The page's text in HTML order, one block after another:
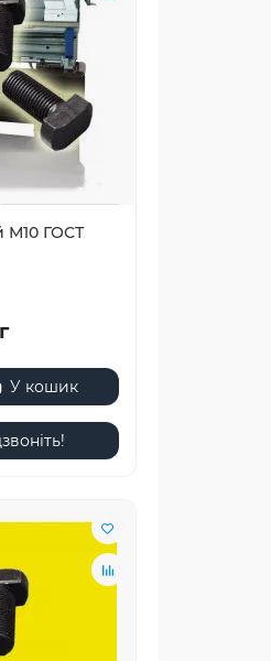
М10 ГОСТ
У кошик